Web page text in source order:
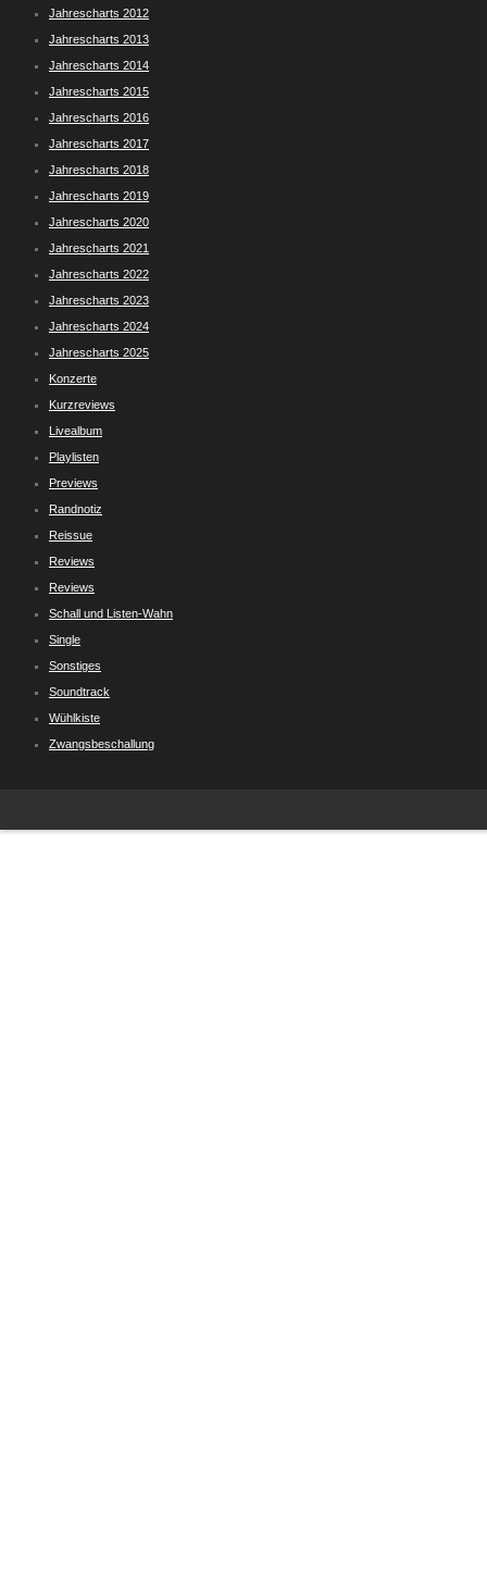
Jahrescharts 2012
Jahrescharts 2013
Jahrescharts 2014
Jahrescharts 2015
Jahrescharts 2016
Jahrescharts 2017
Jahrescharts 2018
Jahrescharts 2019
Jahrescharts 2020
Jahrescharts 2021
Jahrescharts 2022
Jahrescharts 2023
Jahrescharts 2024
Jahrescharts 2025
Konzerte
Kurzreviews
Livealbum
Playlisten
Previews
Randnotiz
Reissue
Reviews
Reviews
Schall und Listen-Wahn
Single
Sonstiges
Soundtrack
Wühlkiste
Zwangsbeschallung